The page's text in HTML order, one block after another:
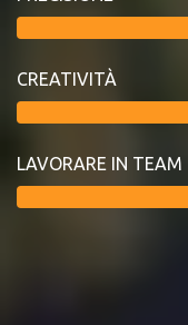
CREATIVITÀ
LAVORARE IN TEAM